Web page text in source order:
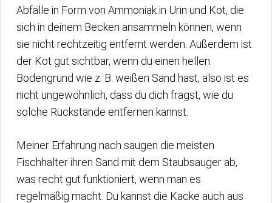
Abfälle in Form von Ammoniak in Urin und Kot, die
sich in deinem Becken ansammeln können, wenn
sie nicht rechtzeitig entfernt werden. Außerdem ist
der Kot gut sichtbar, wenn du einen hellen
Bodengrund wie z. B. weißen Sand hast, also ist es
nicht ungewöhnlich, dass du dich fragst, wie du
solche Rückstände entfernen kannst.
Meiner Erfahrung nach saugen die meisten
Fischhalter ihren Sand mit dem Staubsauger ab,
was recht gut funktioniert, wenn man es
regelmäßig macht. Du kannst die Kacke auch aus